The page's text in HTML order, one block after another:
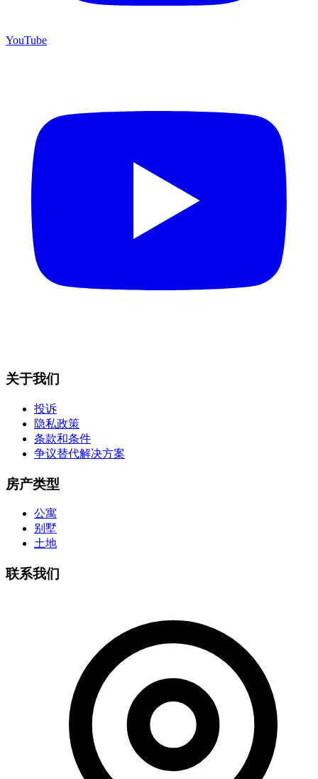
YouTube
关于我们
投诉
隐私政策
条款和条件
争议替代解决方案
房产类型
公寓
别墅
土地
联系我们